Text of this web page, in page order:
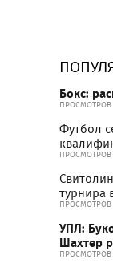
Бокс:
ПРОСМОТРОВ
Футбол
ПРОСМОТРОВ
турнира
ПРОСМОТРОВ
УПЛ:
Шахтер
ПРОСМОТРОВ